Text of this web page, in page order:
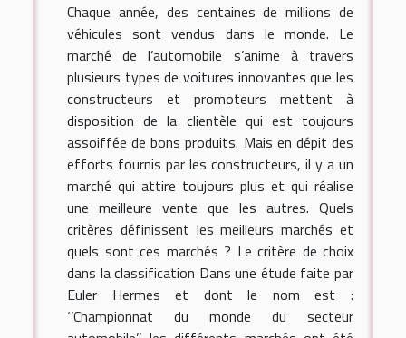
Chaque année, des centaines de millions de
véhicules sont vendus dans le monde. Le
marché de l’automobile s’anime à travers
plusieurs types de voitures innovantes que les
constructeurs et promoteurs mettent à
disposition de la clientèle qui est toujours
assoiffée de bons produits. Mais en dépit des
efforts fournis par les constructeurs, il y a un
marché qui attire toujours plus et qui réalise
une meilleure vente que les autres. Quels
critères définissent les meilleurs marchés et
quels sont ces marchés ? Le critère de choix
dans la classification Dans une étude faite par
Euler Hermes et dont le nom est :
‘’Championnat du monde du secteur